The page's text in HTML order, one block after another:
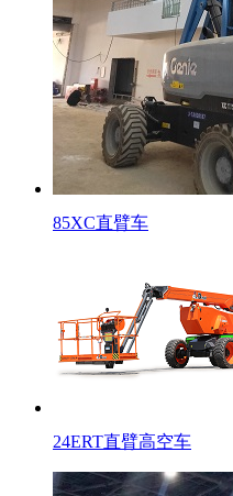
85XC直臂车
24ERT直臂高空车